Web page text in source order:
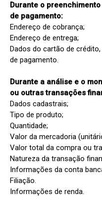
Durante o
de pagamento:
Endereço de cobrança;
Endereço de entrega;
Dados do cartão de
de pagamento.
Durante a análise e o
ou outras transações
Dados cadastrais;
Tipo de produto;
Quantidade;
Valor da mercadoria
Valor total da compra ou
Natureza da transação
Informações da conta
Filiação.
Informações de renda.